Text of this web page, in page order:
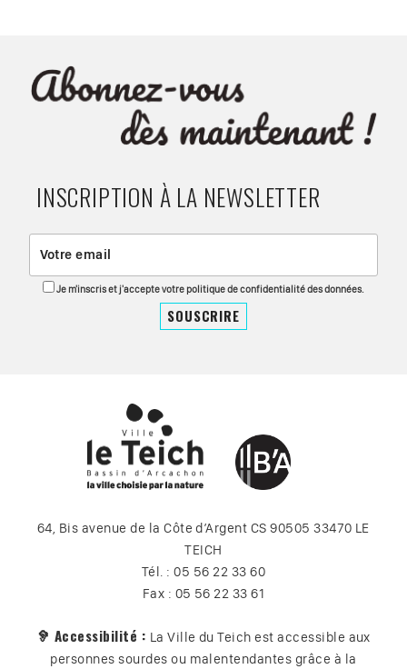
INSCRIPTION À LA NEWSLETTER
Je m'inscris et j'accepte votre politique de confidentialité des données.
64, Bis avenue de la Côte d’Argent CS 90505 33470 LE
TEICH
Tél. : 05 56 22 33 60
Fax : 05 56 22 33 61
🦻 Accessibilité : La Ville du Teich est accessible aux
personnes sourdes ou malentendantes grâce à la